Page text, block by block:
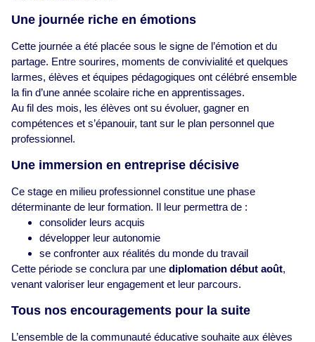
Une journée riche en émotions
Cette journée a été placée sous le signe de l’émotion et du
partage. Entre sourires, moments de convivialité et quelques
larmes, élèves et équipes pédagogiques ont célébré ensemble
la fin d’une année scolaire riche en apprentissages.
Au fil des mois, les élèves ont su évoluer, gagner en
compétences et s’épanouir, tant sur le plan personnel que
professionnel.
Une immersion en entreprise décisive
Ce stage en milieu professionnel constitue une phase
déterminante de leur formation. Il leur permettra de :
consolider leurs acquis
développer leur autonomie
se confronter aux réalités du monde du travail
Cette période se conclura par une diplomation début août,
venant valoriser leur engagement et leur parcours.
Tous nos encouragements pour la suite
L’ensemble de la communauté éducative souhaite aux élèves